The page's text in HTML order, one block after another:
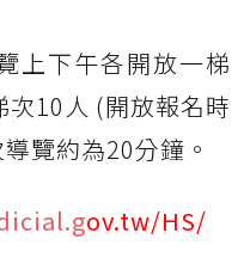
上下午各開放一梯
10人 (開放報名時
覽約為20分鐘。
ov.tw/HS/